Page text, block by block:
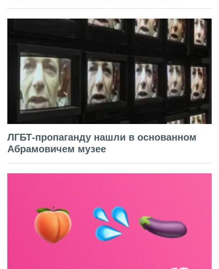
ЛГБТ-пропаганду нашли в основанном
Абрамовичем музее